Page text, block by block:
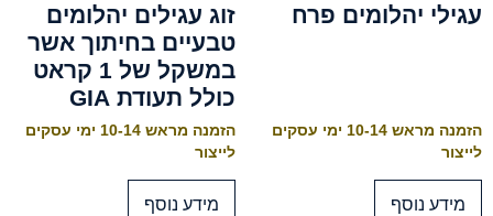
עגילי יהלומים פרח
הזמנה מראש 10-14 ימי עסקים
לייצור
מידע נוסף
זוג עגילים יהלומים
טבעיים בחיתוך אשר
במשקל של 1 קראט
כולל תעודת GIA
הזמנה מראש 10-14 ימי עסקים
לייצור
מידע נוסף